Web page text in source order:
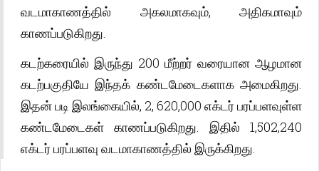
வடமாகாணத்தில் அகலமாகவும், அதிகமாவும்
காணப்படுகிறது.
கடற்கரையில் இருந்து 200 மீற்றர் வரையான ஆழமான
கடற்பகுதியே இந்தக் கண்டமேடைகளாக அமைகிறது.
இதன் படி இலங்கையில், 2, 620,000 எக்டர் பரப்பளவுள்ள
கண்டமேடைகள் காணப்படுகிறது. இதில் 1,502,240
எக்டர் பரப்பளவு வடமாகாணத்தில் இருக்கிறது.